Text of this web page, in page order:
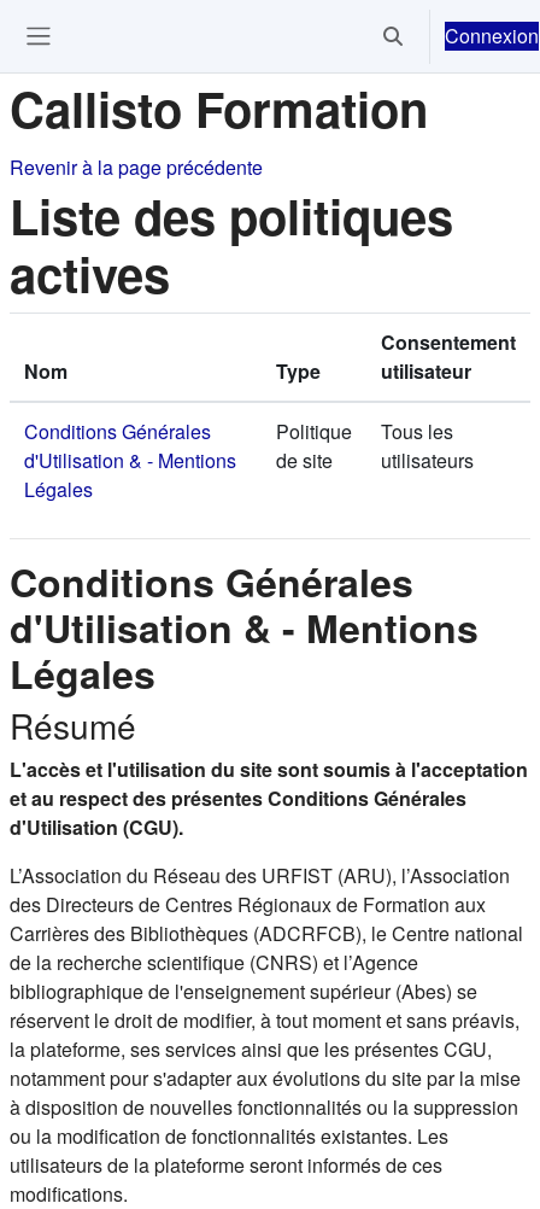
Activer/Connexion
Callisto Formation
Revenir à la page précédente
Liste des politiques
actives
Nom Type
Consentement
utilisateur
Conditions Générales
d'Utilisation & - Mentions
Légales
Politique
de site
Tous les
utilisateurs
Conditions Générales
d'Utilisation & - Mentions
Légales
Résumé
L'accès et l'utilisation du site sont soumis à l'acceptation
et au respect des présentes Conditions Générales
d'Utilisation (CGU).
L’Association du Réseau des URFIST (ARU), l’Association
des Directeurs de Centres Régionaux de Formation aux
Carrières des Bibliothèques (ADCRFCB), le Centre national
de la recherche scientifique (CNRS) et l’Agence
bibliographique de l'enseignement supérieur (Abes) se
réservent le droit de modifier, à tout moment et sans préavis,
la plateforme, ses services ainsi que les présentes CGU,
notamment pour s'adapter aux évolutions du site par la mise
à disposition de nouvelles fonctionnalités ou la suppression
ou la modification de fonctionnalités existantes. Les
utilisateurs de la plateforme seront informés de ces
modifications.